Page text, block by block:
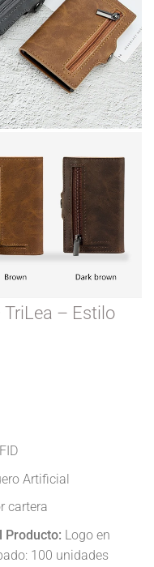
TriLea – Estilo
Artificial
cartera
Producto: Logo en
100 unidades